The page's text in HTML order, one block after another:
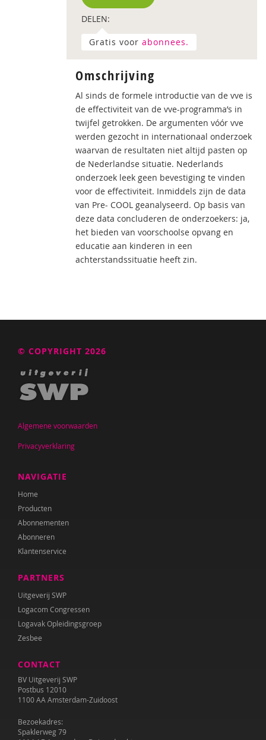
DELEN:
Gratis voor abonnees.
Omschrijving
Al sinds de formele introductie van de vve is
de effectiviteit van de vve-programma’s in
twijfel getrokken. De argumenten vóór vve
werden gezocht in internationaal onderzoek
waarvan de resultaten niet altijd pasten op
de Nederlandse situatie. Nederlands
onderzoek leek geen bevestiging te vinden
voor de effectiviteit. Inmiddels zijn de data
van Pre- COOL geanalyseerd. Op basis van
deze data concluderen de onderzoekers: ja,
het bieden van voorschoolse opvang en
educatie aan kinderen in een
achterstandssituatie heeft zin.
© COPYRIGHT 2026
Algemene voorwaarden
Privacyverklaring
NAVIGATIE
Home
Producten
Abonnementen
Abonneren
Klantenservice
PARTNERS
Uitgeverij SWP
Logacom Congressen
Logavak Opleidingsgroep
Zesbee
CONTACT
BV Uitgeverij SWP
Postbus 12010
1100 AA Amsterdam-Zuidoost
Bezoekadres:
Spaklerweg 79